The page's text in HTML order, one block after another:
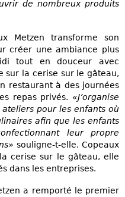
de nombreux produits
Metzen transforme son
créer une ambiance plus
tout en douceur avec
sur la cerise sur le gâteau,
restaurant à des journées
repas privés. «J’organise
pour les enfants où
afin que les enfants
leur propre
souligne-t-elle. Copeaux
cerise sur le gâteau, elle
dans les entreprises.
a remporté le premier